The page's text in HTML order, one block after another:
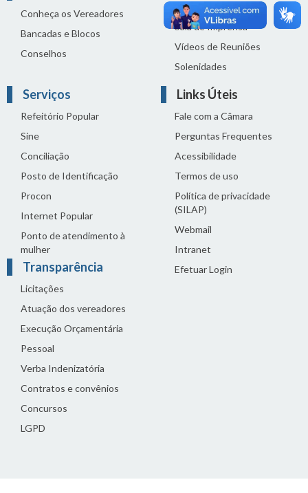
Conheça os Vereadores
Bancadas e Blocos
Conselhos
Notícias
Sala de Imprensa
Vídeos de Reuniões
Solenidades
Serviços
Refeitório Popular
Sine
Conciliação
Posto de Identificação
Procon
Internet Popular
Ponto de atendimento à
mulher
Transparência
Licitações
Atuação dos vereadores
Execução Orçamentária
Pessoal
Verba Indenizatória
Contratos e convênios
Concursos
LGPD
Links Úteis
Fale com a Câmara
Perguntas Frequentes
Acessibilidade
Termos de uso
Política de privacidade
(SILAP)
Webmail
Intranet
Efetuar Login